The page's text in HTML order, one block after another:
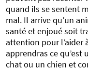
quand ils se sentent
mal. Il arrive qu’un
santé et enjoué soit
attention pour l’aider
apprendras ce qu’est
chat ou un chien et